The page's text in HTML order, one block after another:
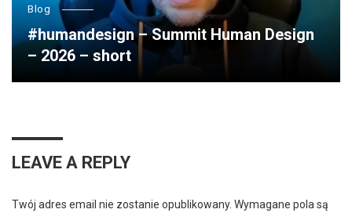
Blog
#humandesign – Summit Human Design
– 2026 – short
LEAVE A REPLY
Twój adres email nie zostanie opublikowany. Wymagane pola są